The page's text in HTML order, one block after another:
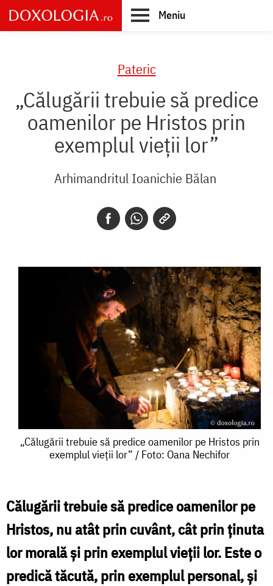
Skip
to
main
Meniu
Pateric
„Călugării trebuie să predice
oamenilor pe Hristos prin
exemplul vieții lor”
Arhimandritul Ioanichie Bălan
„Călugării
trebuie
predice
oamenilor
pe
Hristos
„Călugării trebuie să predice oamenilor pe Hristos prin
exemplul vieții lor” / Foto: Oana Nechifor
Călugării trebuie să predice oamenilor pe
Hristos, nu atât prin cuvânt, cât prin ţinuta
lor morală şi prin exemplul vieţii lor. Este o
predică tăcută, prin exemplul personal, şi